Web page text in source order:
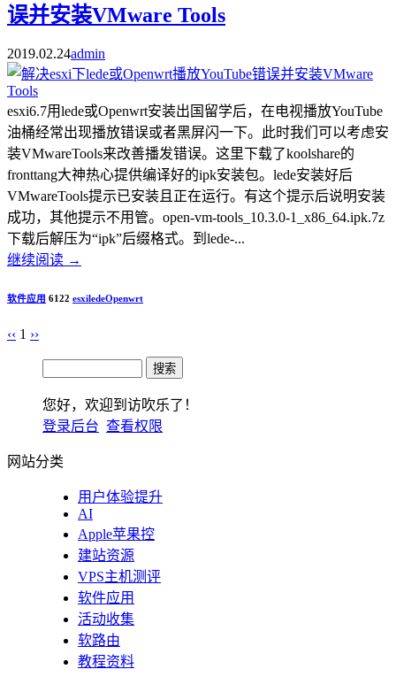
误并安装VMware Tools
2019.02.24admin
esxi6.7用lede或Openwrt安装出国留学后，在电视播放YouTube
油桶经常出现播放错误或者黑屏闪一下。此时我们可以考虑安
装VMwareTools来改善播发错误。这里下载了koolshare的
fronttang大神热心提供编译好的ipk安装包。lede安装好后
VMwareTools提示已安装且正在运行。有这个提示后说明安装
成功，其他提示不用管。open-vm-tools_10.3.0-1_x86_64.ipk.7z
下载后解压为“ipk”后缀格式。到lede-...
继续阅读 →
软件应用 6122 esxiledeOpenwrt
‹‹ 1 ››
您好，欢迎到访吹乐了！
登录后台 查看权限
网站分类
用户体验提升
AI
Apple苹果控
建站资源
VPS主机测评
软件应用
活动收集
软路由
教程资料